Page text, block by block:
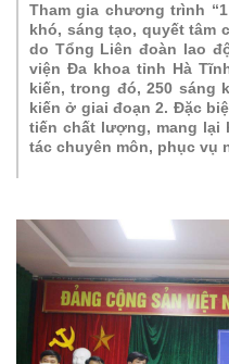
Tham gia chương trình
khó, sáng tạo, quyết tâm
do Tổng Liên đoàn lao
viện Đa khoa tỉnh Hà
kiến, trong đó, 250 sáng
kiến ở giai đoạn 2. Đặc
tiến chất lượng, mang lại
tác chuyên môn, phục vụ